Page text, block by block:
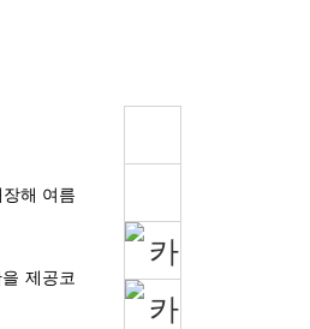
해 여름
제공코